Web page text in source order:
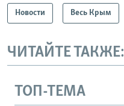
Новости Весь Крым
ЧИТАЙТЕ ТАКЖЕ:
ТОП-ТЕМА